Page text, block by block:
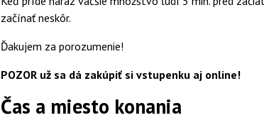
začínať neskôr.
Ďakujem za porozumenie!
POZOR už sa dá zakúpiť si vstupenku aj online!
Čas a miesto konania